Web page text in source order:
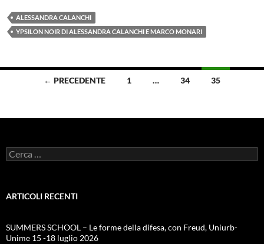
ALESSANDRA CALANCHI
YPSILON NOIR DI ALESSANDRA CALANCHI E MARCO MONARI
Navigazione
← PRECEDENTE 1 … 34 35
Ricerca
per:
ARTICOLI RECENTI
SUMMERS SCHOOL – Le forme della difesa, con Freud, Uniurb-
Unime 15 -18 luglio 2026